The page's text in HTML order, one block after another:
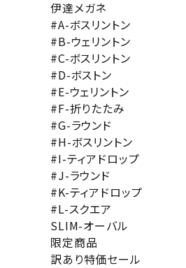
伊達メガネ
#A-ボスリントン
#B-ウェリントン
#C-ボスリントン
#D-ボストン
#E-ウェリントン
#F-折りたたみ
#G-ラウンド
#H-ボスリントン
#I-ティアドロップ
#J-ラウンド
#K-ティアドロップ
#L-スクエア
SLIM-オーバル
限定商品
訳あり特価セール